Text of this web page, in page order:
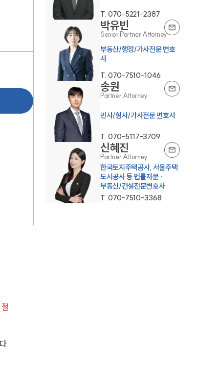
.
T.070-5221-2387
박유빈
Senior Partner Attorney
부동산/행정/가사전문 변호
사
T.070-7510-1046
송원
Partner Attorney
민사/형사/가사전문 변호사
T.070-5117-3709
신혜진
Partner Attorney
한국토지주택공사, 서울주택
도시공사 등 법률자문 ·
부동산/건설전문변호사
T.070-7510-3368